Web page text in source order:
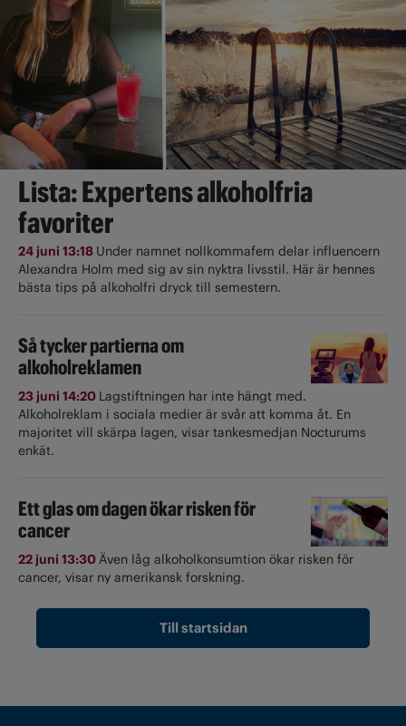
Lista: Expertens alkoholfria
favoriter
24 juni 13:18 Under namnet nollkommafem delar influencern
Alexandra Holm med sig av sin nyktra livsstil. Här är hennes
bästa tips på alkoholfri dryck till semestern.
Så tycker partierna om
alkoholreklamen
23 juni 14:20 Lagstiftningen har inte hängt med.
Alkoholreklam i sociala medier är svår att komma åt. En
majoritet vill skärpa lagen, visar tankesmedjan Nocturums
enkät.
Ett glas om dagen ökar risken för
cancer
22 juni 13:30Även låg alkoholkonsumtion ökar risken för
cancer, visar ny amerikansk forskning.
Till startsidan